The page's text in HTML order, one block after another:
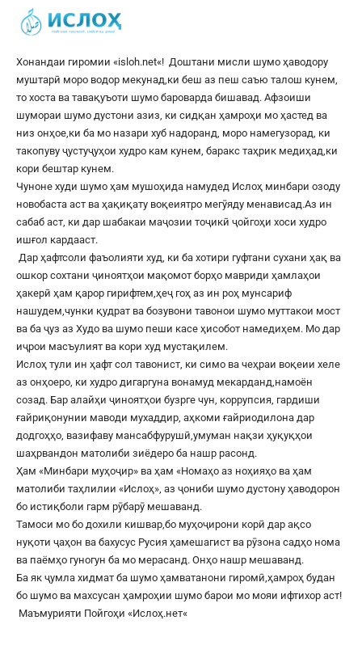
Хонандаи гиромии «isloh.net«! Доштани мисли шумо ҳаводору
муштарӣ моро водор мекунад,ки беш аз пеш саъю талош кунем,
то хоста ва тавақуъоти шумо бароварда бишавад. Афзоиши
шумораи шумо дустони азиз, ки сидқан ҳамроҳи мо ҳастед ва
низ онҳое,ки ба мо назари хуб надоранд, моро намегузорад, ки
такопуву ҷустуҷуҳои худро кам кунем, баракс таҳрик медиҳад,ки
кори бештар кунем.
Чуноне худи шумо ҳам мушоҳида намудед Ислоҳ минбари озоду
новобаста аст ва ҳақиқату воқеиятро мегӯяду менависад.Аз ин
сабаб аст, ки дар шабакаи маҷозии тоҷикӣ ҷойгоҳи хоси худро
ишғол кардааст.
Дар ҳафтсоли фаъолияти худ, ки ба хотири гуфтани сухани ҳақ ва
ошкор сохтани ҷиноятҳои мақомот борҳо мавриди ҳамлаҳои
ҳакерӣ ҳам қарор гирифтем,ҳеҷ гоҳ аз ин роҳ мунсариф
нашудем,чунки қудрат ва бозувони тавонои шумо муттакои мост
ва ба ҷуз аз Худо ва шумо пеши касе ҳисобот намедиҳем. Мо дар
иҷрои масъулият ва кори худ мустақилем.
Ислоҳ тули ин ҳафт сол тавонист, ки симо ва чеҳраи воқеии хеле
аз онҳоеро, ки худро дигаргуна вонамуд мекарданд,намоён
созад. Бар алайҳи ҷиноятҳои бузрге чун, коррупсия, гардиши
ғайриқонунии маводи мухаддир, аҳкоми ғайриодилона дар
додгоҳҳо, вазифаву мансабфурушӣ,умуман нақзи ҳуқуқҳои
шаҳрвандон матолиби зиёдеро ба нашр расонд.
Ҳам «Минбари муҳоҷир» ва ҳам «Номаҳо аз ноҳияҳо ва ҳам
матолиби таҳлилии «Ислоҳ», аз ҷониби шумо дустону ҳаводорон
бо истиқболи гарм рӯбарӯ мешаванд.
Тамоси мо бо дохили кишвар,бо муҳоҷирони корӣ дар ақсо
нуқоти ҷаҳон ва бахусус Русия ҳамешагист ва рӯзона садҳо нома
ва паёмҳо гуногун ба мо мерасанд. Онҳо нашр мешаванд.
Ба як ҷумла хидмат ба шумо ҳамватанони гиромӣ,ҳамроҳ будан
бо шумо ва махсусан ҳамроҳии шумо барои мо мояи ифтихор аст!
Маъмурияти Пойгоҳи «Ислоҳ.нет«